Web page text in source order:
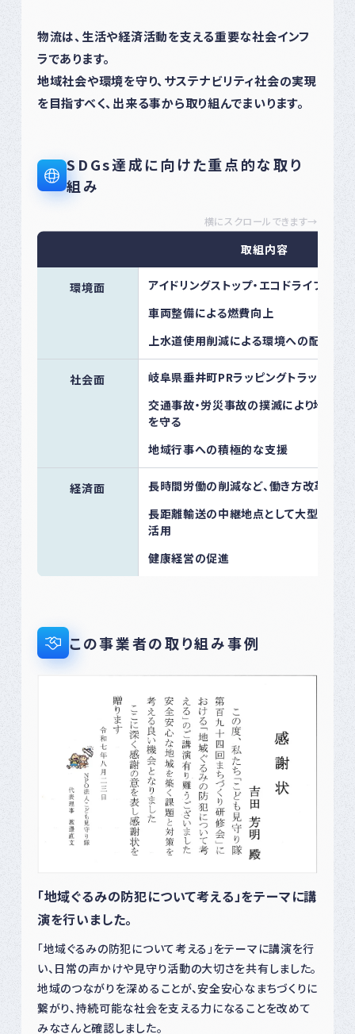
物流は、生活や経済活動を支える重要な社会インフ
ラであります。
地域社会や環境を守り、サステナビリティ社会の実現
を目指すべく、出来る事から取り組んでまいります。
SDGs達成に向けた重点的な取り
組み
横にスクロールできます→
取組内容
環境面
アイドリングストップ・エコドライブの徹
車両整備による燃費向上
上水道使用削減による環境への配慮
社会面
岐阜県垂井町PRラッピングトラックで
交通事故・労災事故の撲滅により地域の
を守る
地域行事への積極的な支援
経済面
長時間労働の削減など、働き方改革への
長距離輸送の中継地点として大型木造
活用
健康経営の促進
この事業者の取り組み事例
「地域ぐるみの防犯について考える」をテーマに講
演を行いました。
「地域ぐるみの防犯について考える」をテーマに講演を行
い、日常の声かけや見守り活動の大切さを共有しました。
地域のつながりを深めることが、安全安心なまちづくりに
繋がり、持続可能な社会を支える力になることを改めて
みなさんと確認しました。